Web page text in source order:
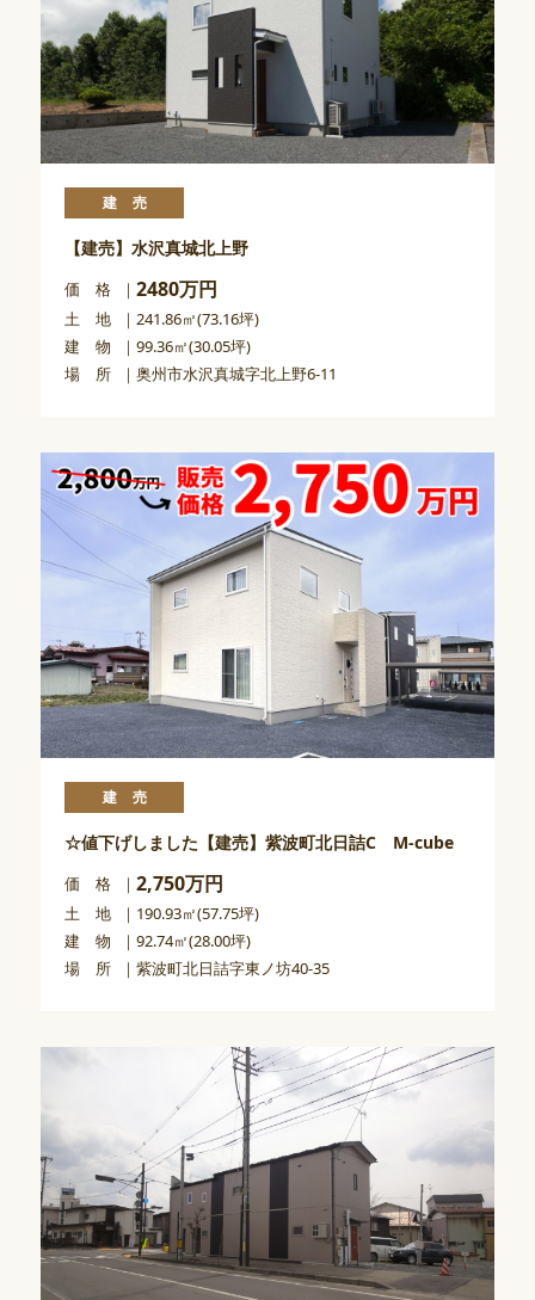
建売
【建売】水沢真城北上野
価 格 2480万円
土 地
241.86㎡(73.16坪)
建 物
99.36㎡(30.05坪)
場 所
奥州市水沢真城字北上野6-11
建売
☆値下げしました【建売】紫波町北日詰C M-cube
価 格 2,750万円
土 地
190.93㎡(57.75坪)
建 物
92.74㎡(28.00坪)
場 所
紫波町北日詰字東ノ坊40-35